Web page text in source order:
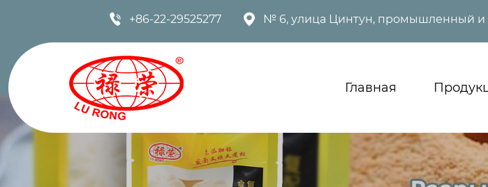
 +86-22-29525277  № 6, улица Цинтун, промышленный и
Главная